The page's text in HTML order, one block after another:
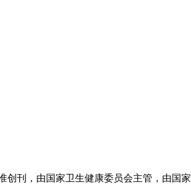
创刊，由国家卫生健康委员会主管，由